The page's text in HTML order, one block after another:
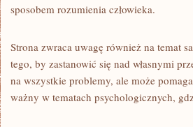
sposobem rozumienia człowieka.
Strona zwraca uwagę również na temat
tego, by zastanowić się nad własnymi
na wszystkie problemy, ale może
ważny w tematach psychologicznych,